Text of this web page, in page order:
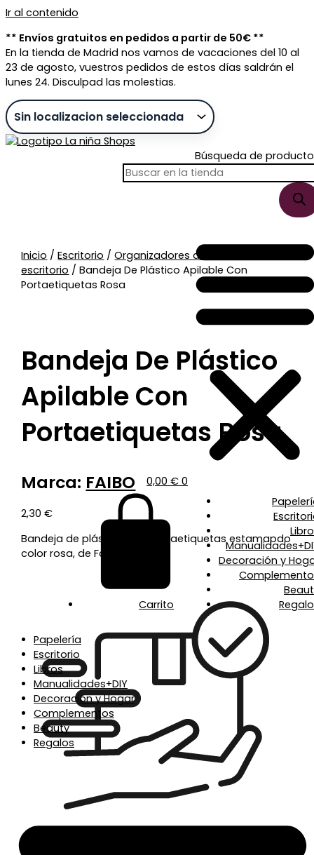
Ir al contenido
** Envíos gratuitos en pedidos a partir de 50€ **
En la tienda de Madrid nos vamos de vacaciones del 10 al
23 de agosto, vuestros pedidos de estos días saldrán el
lunes 24. Disculpad las molestias.
Búsqueda de
0,00 € 0
Carrito
Decoración y
Papelería
Escritorio
Libros
Manualidades+DIY
Decoración y Hogar
Complementos
Beauty
Regalos
Inicio /Escritorio /Organizadores de
escritorio / Bandeja De Plástico Apilable Con
Portaetiquetas Rosa
Bandeja De Plástico
Apilable Con
Portaetiquetas Rosa
Marca: FAIBO
2,30€
Bandeja de plástico con portaetiquetas estamapdo
color rosa, de Faibo.